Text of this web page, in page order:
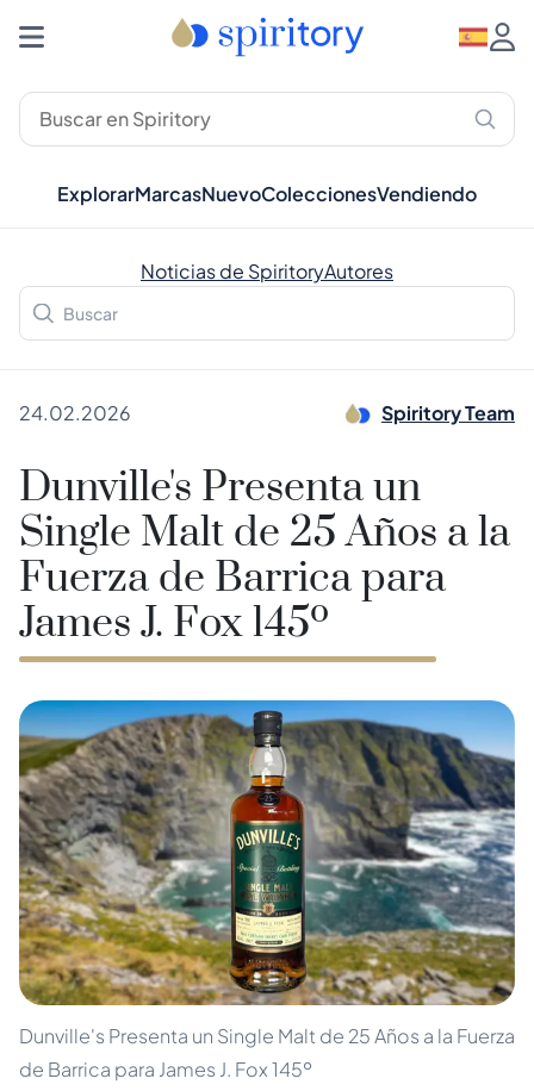
ExplorarMarcasNuevoColeccionesVendiendo
Noticias de SpiritoryAutores
24.02.2026 Spiritory Team
Dunville's Presenta un
Single Malt de 25 Años a la
Fuerza de Barrica para
James J. Fox 145º
Dunville's Presenta un Single Malt de 25 Años a la Fuerza
de Barrica para James J. Fox 145º